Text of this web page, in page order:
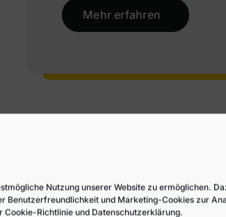
Nutzung unserer Website zu ermöglichen.
Benutzerfreundlichkeit und Marketing-Cookies zur
Cookie-Richtlinie und Datenschutzerklärung.
Mehr erfahren